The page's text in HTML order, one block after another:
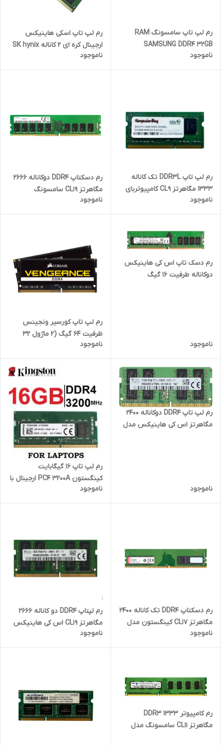
رم لپ تاپ سامسونگ RAM
SAMSUNG DDR4 32GB
3200MHz
ناموجود
رم لپ تاپ اسکی هاینیکس
ارجینال کره ای 2 کاناله SK hynix
32GB DDR4
ناموجود
رم لپ تاپ DDR3L تک کاناله
1333 مگاهرتز CL9 کامپیوتربای
مدل 10600 ظرفیت 8 گیگابایت
ناموجود
رم دسکتاپ DDR4 دوکاناله 2666
مگاهرتز CL19 سامسونگ
16گیگابایت
ناموجود
رم دسک تاپ اس کی هاینیکس
دوکاناله طرفیت ۱۶ گیگ
ناموجود
رم لپ تاپ کورسیر ونجینس
ظرفیت 64 گیگ (2 ماژول 32
CMSX64GX4M2A2666C18
ناموجود
رم لپ تاپ DDR4 دوکاناله 2400
مگاهرتز اس کی هاینیکس مدل
ناموجود
رم لپ تاپ 16 گیگابایت
کینگستون PC4 3200A ارجینال با
2 سال گارانتی
ناموجود
رم دسکتاپ DDR4 تک کاناله 2400
مگاهرتز CL17 کینگستون مدل
PC4-19200 ظرفیت 16 گیگابایت
ناموجود
رم لپتاپ DDR4 دو کاناله 2666
مگاهرتز CL19 اس کی هاینیکس
گیگابایت
ناموجود
رم کامپیوتر DDR3 1333
مگاهرتز CL11 سامسونگ مدل